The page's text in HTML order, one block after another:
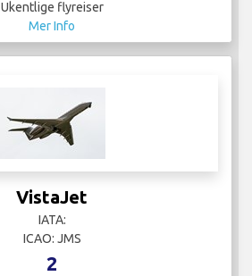
Ukentlige flyreiser
Mer Info
VistaJet
IATA:
ICAO: JMS
2